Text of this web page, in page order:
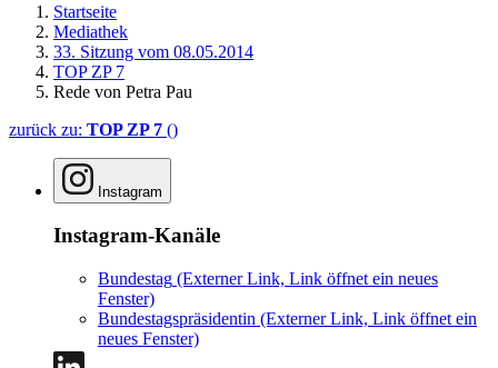
Startseite
Mediathek
33. Sitzung vom 08.05.2014
TOP ZP 7
Rede von Petra Pau
zurück zu: TOP ZP 7 ()
Instagram
Instagram-Kanäle
Bundestag (Externer Link, Link öffnet ein neues
Fenster)
Bundestagspräsidentin (Externer Link, Link öffnet ein
neues Fenster)